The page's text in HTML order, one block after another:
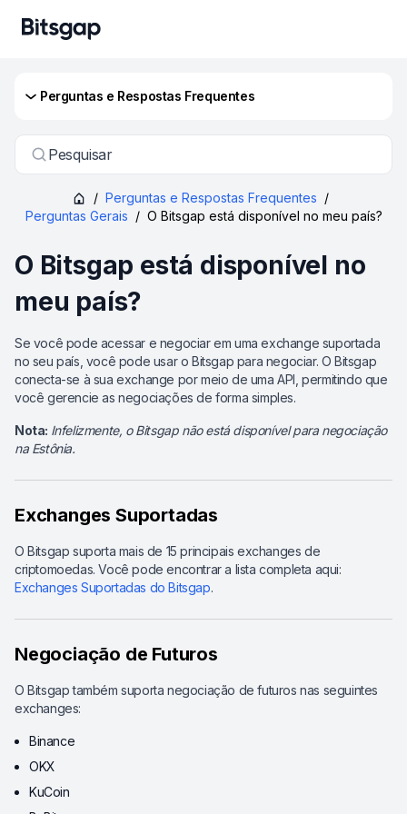
Perguntas e Respostas Frequentes
Pesquisar
/ Perguntas e Respostas Frequentes /
Perguntas Gerais / O Bitsgap está disponível no meu país?
O Bitsgap está disponível no
meu país?
Se você pode acessar e negociar em uma exchange suportada
no seu país, você pode usar o Bitsgap para negociar. O Bitsgap
conecta-se à sua exchange por meio de uma API, permitindo que
você gerencie as negociações de forma simples.
Nota: Infelizmente, o Bitsgap não está disponível para negociação
na Estônia.
Exchanges Suportadas
O Bitsgap suporta mais de 15 principais exchanges de
criptomoedas. Você pode encontrar a lista completa aqui:
Exchanges Suportadas do Bitsgap.
Negociação de Futuros
O Bitsgap também suporta negociação de futuros nas seguintes
exchanges:
Binance
OKX
KuCoin